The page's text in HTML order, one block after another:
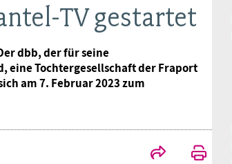
TV gestartet
dbb, der für seine
eine Tochtergesellschaft der Fraport
am 7. Februar 2023 zum